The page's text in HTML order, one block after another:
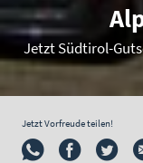
Jetzt Südtirol-
Jetzt Vorfreude teilen!